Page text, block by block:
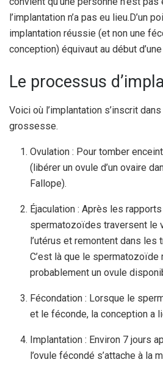
l’implantation n’a pas eu lieu.D’un
implantation réussie (et non une
conception) équivaut au début
Le processus
Voici où l’implantation s’inscrit
grossesse.
Ovulation : Pour tomber
(libérer un ovule d’un ovaire
Fallope).
Éjaculation : Après les
spermatozoïdes traversent le
l’utérus et remontent dans les
C’est là que le spermatozoïde
probablement un ovule
Fécondation : Lorsque le
et le féconde, la conception a
Implantation : Environ 7 jours
l’ovule fécondé s’attache à la